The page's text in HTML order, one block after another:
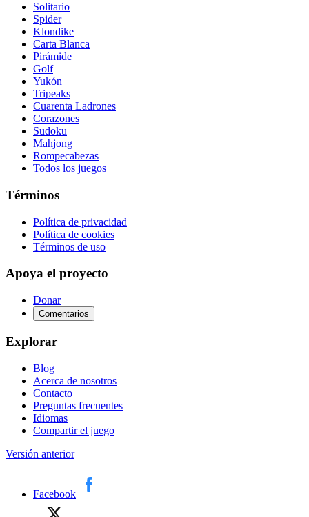
Solitario
Spider
Klondike
Carta Blanca
Pirámide
Golf
Yukón
Tripeaks
Cuarenta Ladrones
Corazones
Sudoku
Mahjong
Rompecabezas
Todos los juegos
Términos
Política de privacidad
Política de cookies
Términos de uso
Apoya el proyecto
Donar
Comentarios
Explorar
Blog
Acerca de nosotros
Contacto
Preguntas frecuentes
Idiomas
Compartir el juego
Versión anterior
Facebook